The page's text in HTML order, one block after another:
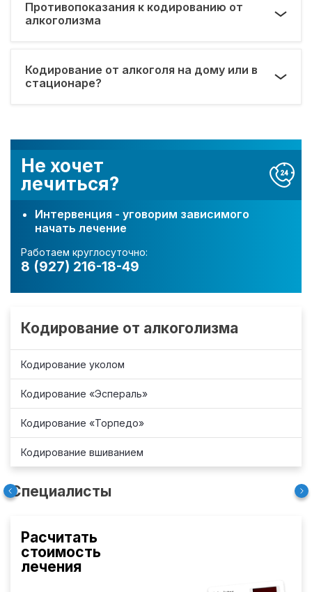
Не хочет
лечиться?
Интервенция - уговорим зависимого
начать лечение
Работаем круглосуточно:
8 (927) 216-18-49
Кодирование от алкоголизма
Кодирование уколом
Кодирование «Эспераль»
Кодирование «Торпедо»
Кодирование вшиванием
Специалисты
Расчитать
стоимость
лечения
Противопоказания к кодированию от
алкоголизма
Кодирование от алкоголя на дому или в
стационаре?